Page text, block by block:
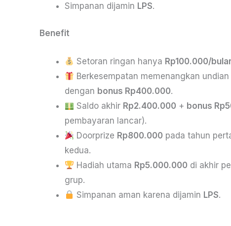
Simpanan dijamin LPS.
Benefit
Setoran ringan hanya Rp100.000/
Berkesempatan memenangkan
dengan bonus Rp400.000.
Saldo akhir Rp2.400.000 + bonus
pembayaran lancar).
Doorprize Rp800.000 pada tahun
kedua.
Hadiah utama Rp5.000.000 di akhir
grup.
Simpanan aman karena dijamin LPS.